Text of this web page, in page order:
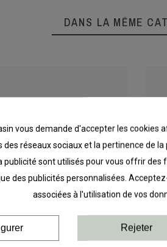
DANS LA MÊME
vous demande d'accepter les cookies
réseaux sociaux et la pertinence de
publicité sont utilisés pour vous offrir
des publicités personnalisées.
associées à l'utilisation de vos
Rejeter